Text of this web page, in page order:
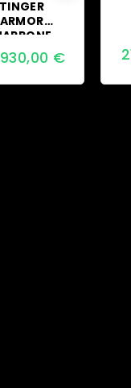
TINGER
ARMOR
€